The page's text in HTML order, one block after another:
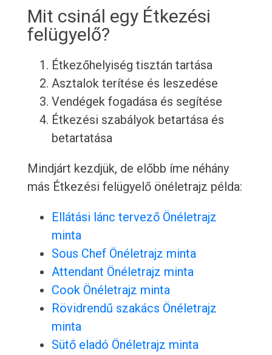
Mit csinál egy Étkezési
felügyelő?
Étkezőhelyiség tisztán tartása
Asztalok terítése és leszedése
Vendégek fogadása és segítése
Étkezési szabályok betartása és
betartatása
Mindjárt kezdjük, de előbb íme néhány
más Étkezési felügyelő önéletrajz példa:
Ellátási lánc tervező Önéletrajz
minta
Sous Chef Önéletrajz minta
Attendant Önéletrajz minta
Cook Önéletrajz minta
Rövidrendű szakács Önéletrajz
minta
Sütő eladó Önéletrajz minta